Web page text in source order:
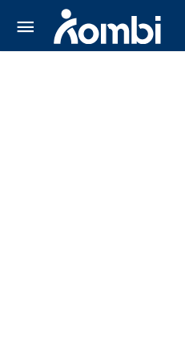
Tips Maksimalkan